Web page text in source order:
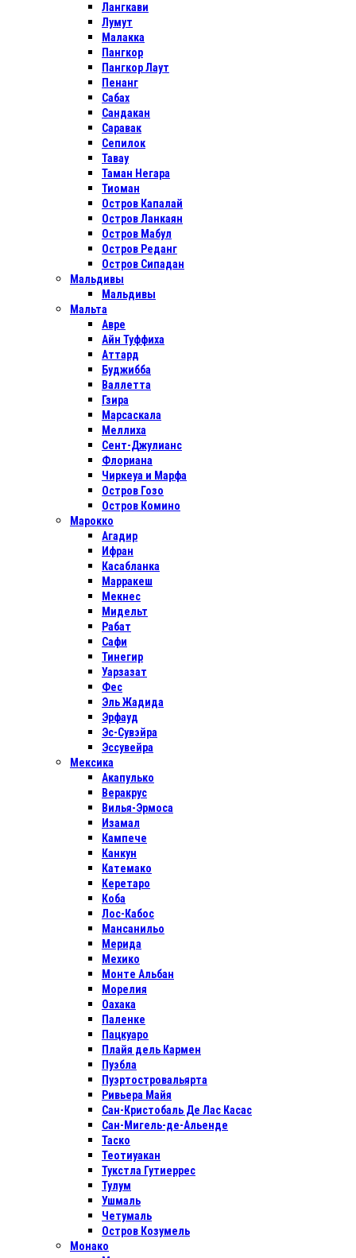
Лангкави
Лумут
Малакка
Пангкор
Пангкор Лаут
Пенанг
Сабах
Сандакан
Саравак
Сепилок
Тавау
Таман Негара
Тиоман
Остров Капалай
Остров Ланкаян
Остров Мабул
Остров Реданг
Остров Сипадан
Мальдивы
Мальдивы
Мальта
Авре
Айн Туффиха
Аттард
Буджибба
Валлетта
Гзира
Марсаскала
Меллиха
Сент-Джулианс
Флориана
Чиркеуа и Марфа
Остров Гозо
Остров Комино
Марокко
Агадир
Ифран
Касабланка
Марракеш
Мекнес
Мидельт
Рабат
Сафи
Тинегир
Уарзазат
Фес
Эль Жадида
Эрфауд
Эс-Сувэйра
Эссувейра
Мексика
Акапулько
Веракрус
Вилья-Эрмоса
Изамал
Кампече
Канкун
Катемако
Керетаро
Коба
Лос-Кабос
Мансанильо
Мерида
Мехико
Монте Альбан
Морелия
Оахака
Паленке
Пацкуаро
Плайя дель Кармен
Пуэбла
Пуэртостровальярта
Ривьера Майя
Сан-Кристобаль Де Лас Касас
Сан-Мигель-де-Альенде
Таско
Теотиуакан
Тукстла Гутиеррес
Тулум
Ушмаль
Четумаль
Остров Козумель
Монако